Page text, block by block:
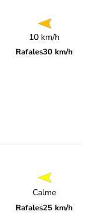
10 km/h
Rafales30 km/h
Calme
Rafales25 km/h